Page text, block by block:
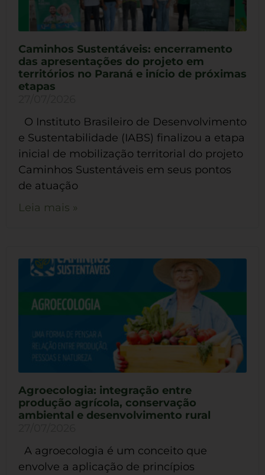
Caminhos Sustentáveis: encerramento
das apresentações do projeto em
territórios no Paraná e início de próximas
etapas
O Instituto Brasileiro de Desenvolvimento
e Sustentabilidade (IABS) finalizou a etapa
inicial de mobilização territorial do projeto
Caminhos Sustentáveis em seus pontos
de atuação
Leia mais »
Agroecologia: integração entre
produção agrícola, conservação
ambiental e desenvolvimento rural
A agroecologia é um conceito que
envolve a aplicação de princípios